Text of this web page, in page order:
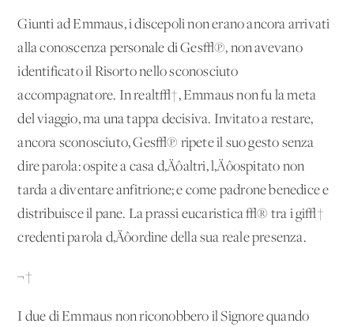
Giunti ad Emmaus, i discepoli non erano ancora arrivati
alla conoscenza personale di Ges√π, non avevano
identificato il Risorto nello sconosciuto
accompagnatore. In realt√†, Emmaus non fu la meta
del viaggio, ma una tappa decisiva. Invitato a restare,
ancora sconosciuto, Ges√π ripete il suo gesto senza
dire parola: ospite a casa d‚Äôaltri, l‚Äôospitato non
tarda a diventare anfitrione; e come padrone benedice e
distribuisce il pane. La prassi eucaristica √® tra i gi√†
credenti parola d‚Äôordine della sua reale presenza.
¬†
I due di Emmaus non riconobbero il Signore quando